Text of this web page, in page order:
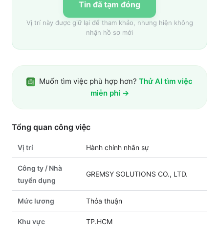
Tin đã tạm đóng
Vị trí này được giữ lại để tham khảo, nhưng hiện không
nhận hồ sơ mới
Muốn tìm việc phù hợp hơn? Thử AI tìm việc
miễn phí →
Tổng quan công việc
Vị trí Hành chính nhân sự
Công ty / Nhà
tuyển dụng
GREMSY SOLUTIONS CO., LTD.
Mức lương Thỏa thuận
Khu vực TP.HCM